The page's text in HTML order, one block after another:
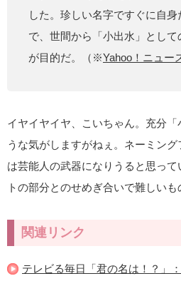
した。珍しい名字ですぐに自
で、世間から「小出水」として
が目的だ。（※Yahoo！ニュー
イヤイヤイヤ、こいちゃん。充分
うな気がしますがねぇ。ネーミン
は芸能人の武器になりうると思っ
トの部分とのせめぎ合いで難しいも
関連リンク
テレビる毎日「君の名は！？」